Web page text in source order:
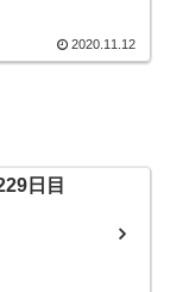
迷います…2020.11.12
日目